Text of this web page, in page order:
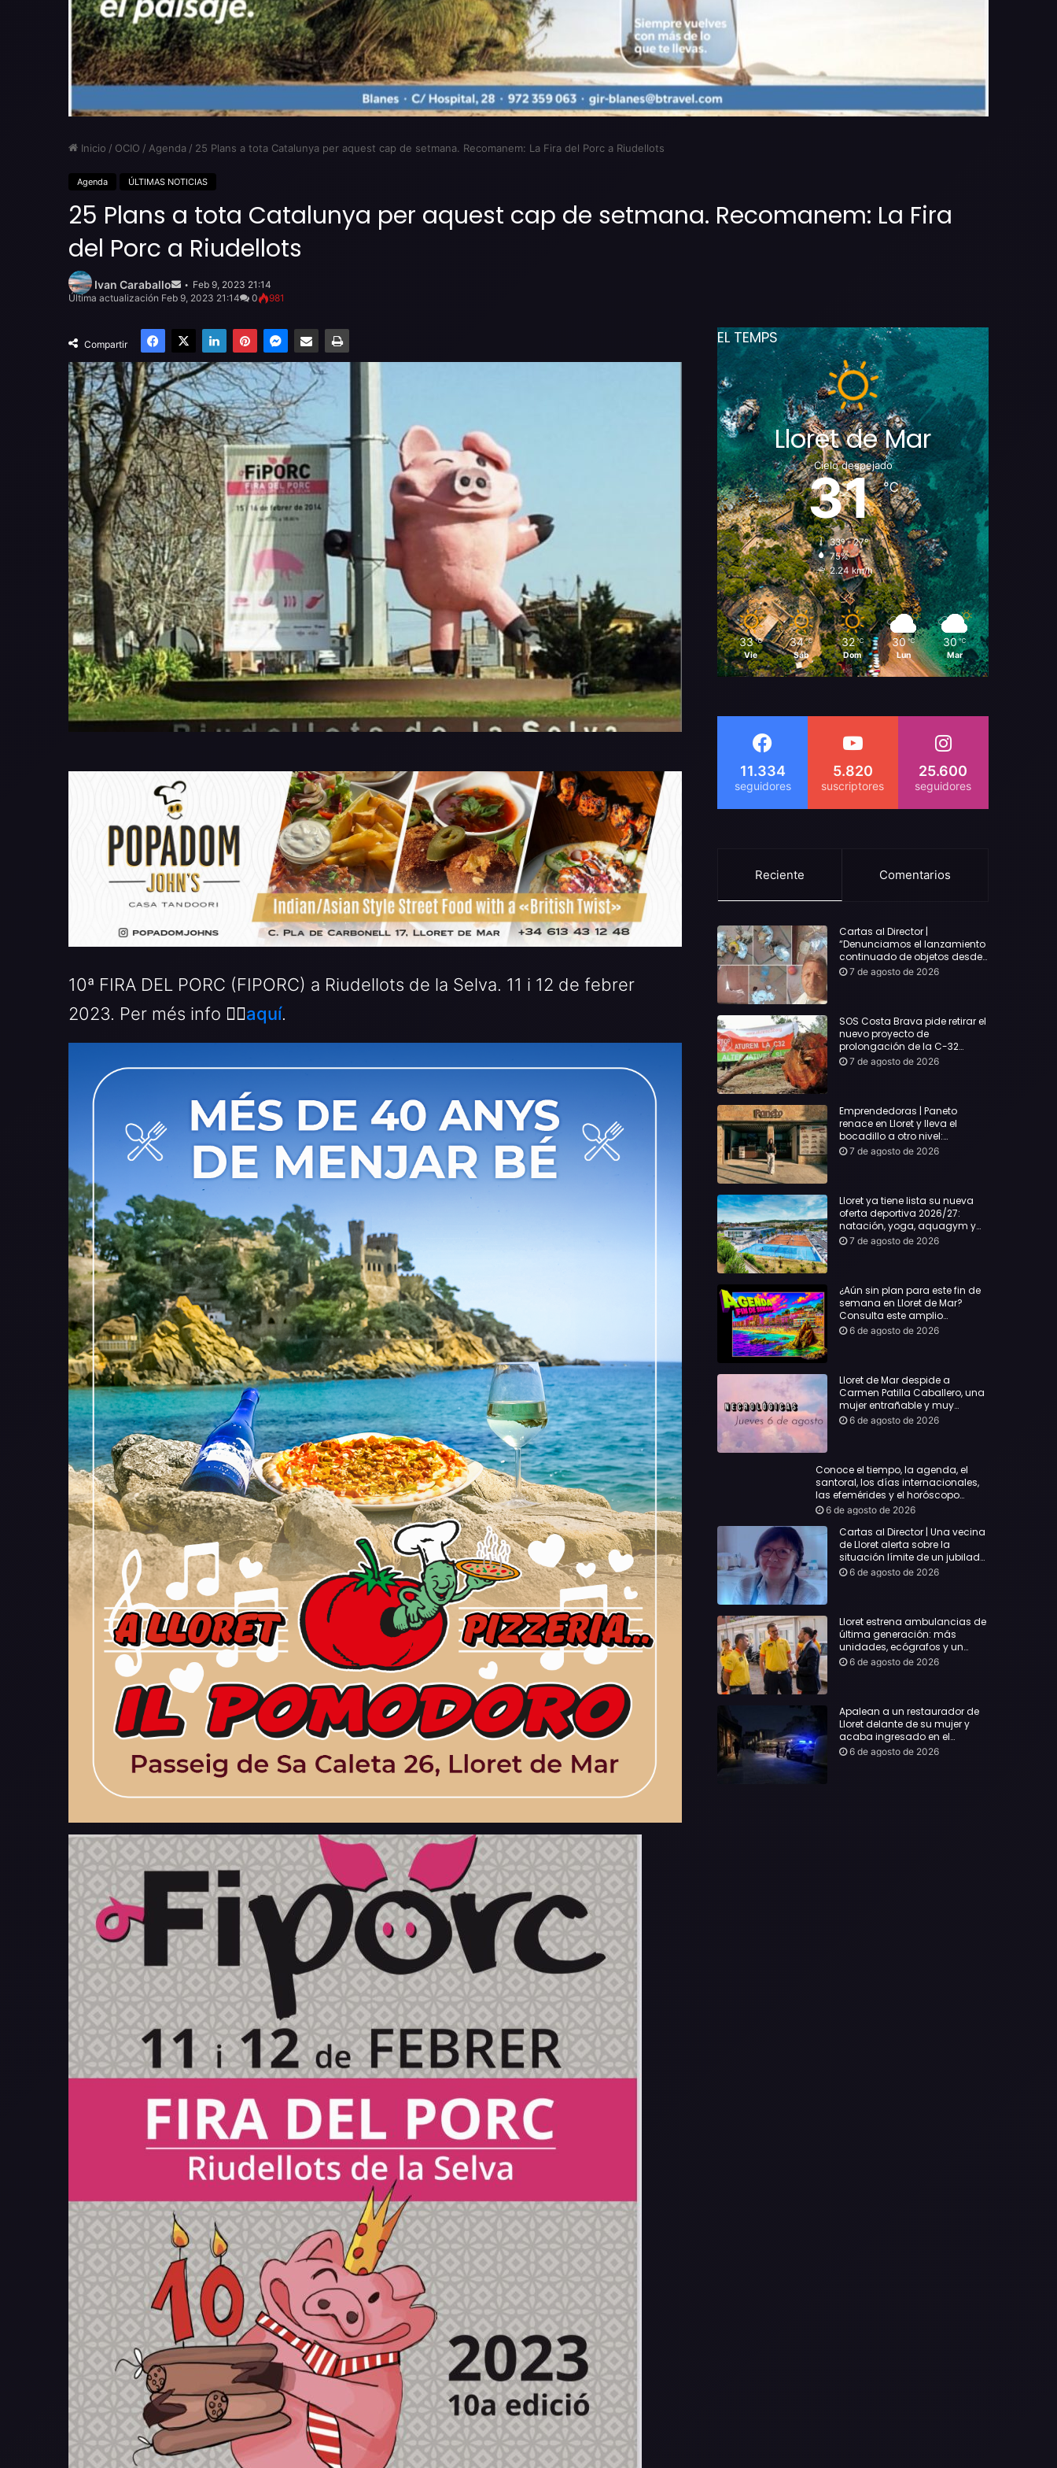
Inicio / OCIO / Agenda / 25 Plans a tota Catalunya per aquest cap de setmana. Recomanem: La Fira del Porc a Riudellots
Agenda ÚLTIMAS NOTICIAS
25 Plans a tota Catalunya per aquest cap de setmana. Recomanem: La Fira
del Porc a Riudellots
Ivan Caraballo
emailFeb 9, 2023 21:14
Última actualización Feb 9, 2023 21:14
0 981
Compartir
Facebook
X LinkedInPinterestMessenger
Compartir por email Imprimir
10ª FIRA DEL PORC (FIPORC) a Riudellots de la Selva. 11 i 12 de febrer
2023. Per més info 👉🏻aquí.
EL TEMPS
Lloret de Mar
Cielo despejado
31℃
33º - 27º
75%
2.24 km/h
33 ℃
Vie
34 ℃
Sáb
32 ℃
Dom
30 ℃
Lun
30 ℃
Mar
11.334 5.820 25.600
Reciente Comentarios
Cartas al Director |
“Denunciamos el lanzamiento
continuado de objetos desde
alojamientos turísticos a
7 de agosto de 2026
SOS Costa Brava pide retirar el
nuevo proyecto de
prolongación de la C-32
hasta Lloret y reclama la
7 de agosto de 2026
Emprendedoras | Paneto
renace en Lloret y lleva el
bocadillo a otro nivel:
producto km 0 y espíritu
7 de agosto de 2026
Lloret ya tiene lista su nueva
oferta deportiva 2026/27:
natación, yoga, aquagym y
decenas de actividades para
7 de agosto de 2026
¿Aún sin plan para este fin de
semana en Lloret de Mar?
Consulta este amplio
recopilatorio de planes:
6 de agosto de 2026
Lloret de Mar despide a
Carmen Patilla Caballero, una
mujer entrañable y muy
querida
6 de agosto de 2026
Conoce el tiempo, la agenda, el
santoral, los días internacionales,
las efemérides y el horóscopo…
6 de agosto de 2026
Cartas al Director | Una vecina
de Lloret alerta sobre la
situación límite de un jubilado
de 65 años y pide una
6 de agosto de 2026
Lloret estrena ambulancias de
última generación: más
unidades, ecógrafos y un
servicio reforzado las 24 horas
6 de agosto de 2026
Apalean a un restaurador de
Lloret delante de su mujer y
acaba ingresado en el
Hospital Vall d’Hebron
6 de agosto de 2026